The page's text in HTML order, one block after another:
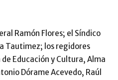
Ramón Flores; el Síndico
Tautimez; los regidores
Educación y Cultura, Alma
Dórame Acevedo, Raúl